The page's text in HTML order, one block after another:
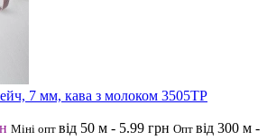
7 мм, кава з молоком 3505ТР
Міні опт від 50 м - 5.99 грн Опт від 300 м -